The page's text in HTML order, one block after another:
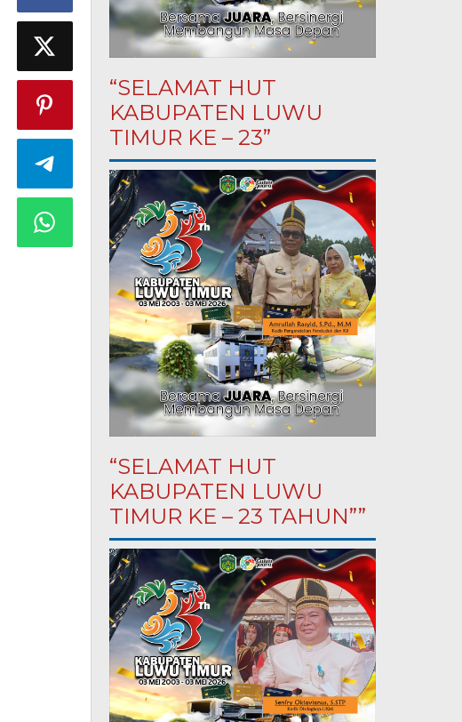
“SELAMAT HUT
KABUPATEN LUWU
TIMUR KE – 23”
“SELAMAT HUT
KABUPATEN LUWU
TIMUR KE – 23 TAHUN””